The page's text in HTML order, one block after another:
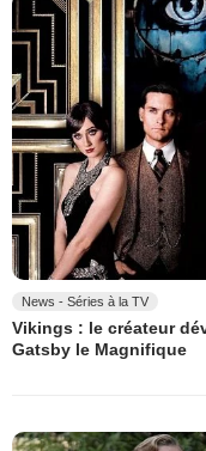
News - Séries à la TV
Vikings : le créateur
Gatsby le Magnifique